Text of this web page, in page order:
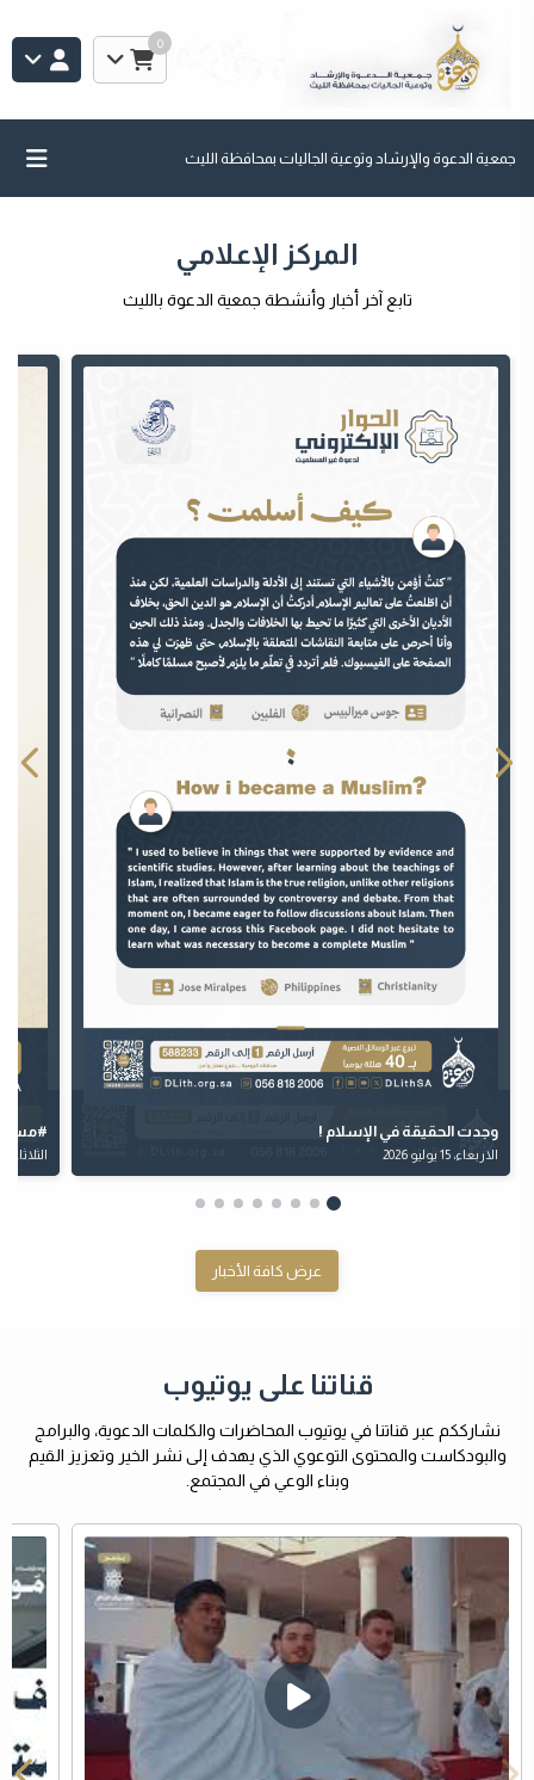
0
جمعية الدعوة والإرشاد وتوعية الجاليات بمحافظة الليث
المركز الإعلامي
تابع آخر أخبار وأنشطة جمعية الدعوة بالليث
‏وجدت الحقيقة في الإسلام !
الاربعاء، 15 يوليو 2026 الثلاثاء، 14 يوليو 2026
عرض كافة الأخبار
قناتنا على يوتيوب
نشارككم عبر قناتنا في يوتيوب المحاضرات والكلمات الدعوية، والبرامج
والبودكاست والمحتوى التوعوي الذي يهدف إلى نشر الخير وتعزيز القيم
وبناء الوعي في المجتمع.